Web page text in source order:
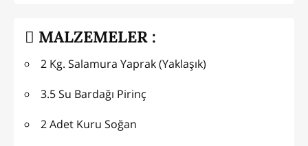
MALZEMELER :
2 Kg. Salamura Yaprak (Yaklaşık)
3.5 Su Bardağı Pirinç
2 Adet Kuru Soğan